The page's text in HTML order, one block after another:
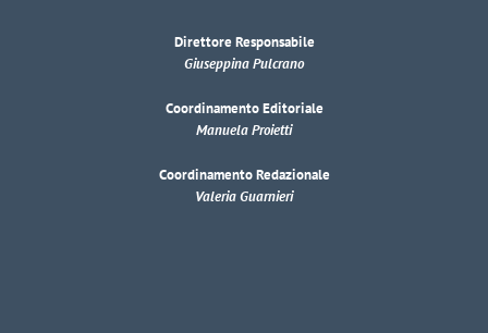
Direttore Responsabile
Giuseppina Pulcrano
Coordinamento Editoriale
Manuela Proietti
Coordinamento Redazionale
Valeria Guarnieri